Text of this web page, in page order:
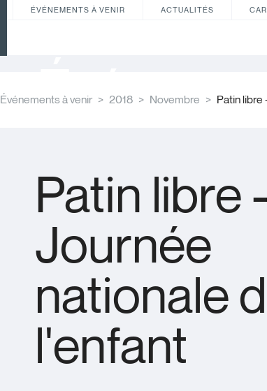
ÉVÉNEMENTS À VENIR ACTUALITÉS
Événements à venir 2018 Novembre Patin libre
Patin libre -
Journée
nationale
l'enfant